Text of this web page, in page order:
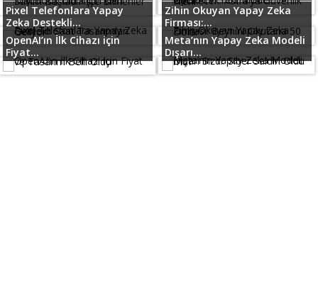
Pixel Telefonlara Yapay
Zeka Destekli...
Zihin Okuyan Yapay Zeka
Firması:...
OpenAI’ın İlk Cihazı için
Fiyat...
Meta’nın Yapay Zeka Modeli
Dışarı...